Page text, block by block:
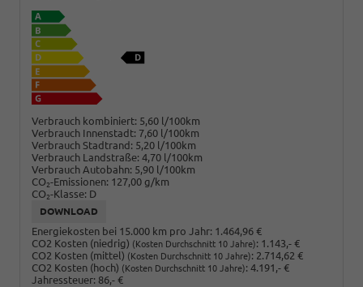
Verbrauch kombiniert: 5,60 l/100km
Verbrauch Innenstadt: 7,60 l/100km
Verbrauch Stadtrand: 5,20 l/100km
Verbrauch Landstraße: 4,70 l/100km
Verbrauch Autobahn: 5,90 l/100km
CO2-Emissionen: 127,00 g/km
CO2-Klasse: D
DOWNLOAD
Energiekosten bei 15.000 km pro Jahr: 1.464,96 €
CO2 Kosten (niedrig) (Kosten Durchschnitt 10 Jahre): 1.143,- €
CO2 Kosten (mittel) (Kosten Durchschnitt 10 Jahre): 2.714,62 €
CO2 Kosten (hoch) (Kosten Durchschnitt 10 Jahre): 4.191,- €
Jahressteuer: 86,- €